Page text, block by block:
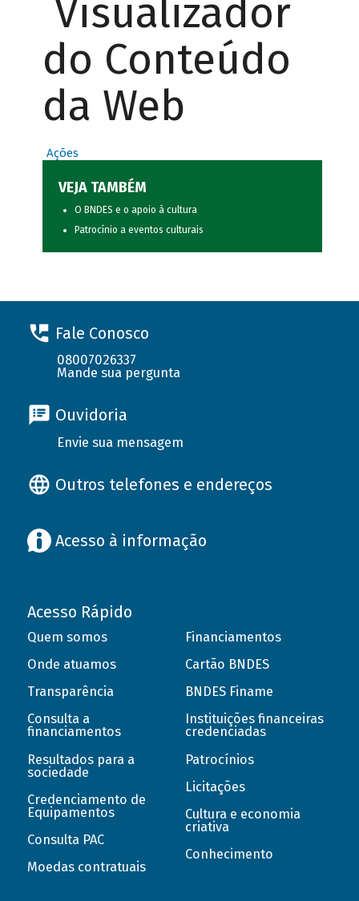
Visualizador
do Conteúdo
da Web
Ações
VEJA TAMBÉM
O BNDES e o apoio à cultura
Patrocínio a eventos culturais
Fale Conosco
08007026337
Mande sua pergunta
Ouvidoria
Envie sua mensagem
Outros telefones e endereços
Acesso à informação
Acesso Rápido
Quem somos
Onde atuamos
Transparência
Consulta a
financiamentos
Resultados para a
sociedade
Credenciamento de
Equipamentos
Consulta PAC
Moedas contratuais
Financiamentos
Cartão BNDES
BNDES Finame
Instituições financeiras
credenciadas
Patrocínios
Licitações
Cultura e economia
criativa
Conhecimento